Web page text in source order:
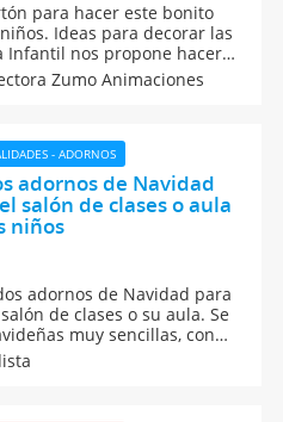
para hacer este bonito
Ideas para decorar las
Infantil nos propone hacer
para que los niños se
Árbol de navidad con
Zumo Animaciones
- ADORNOS
adornos de Navidad
salón de clases o aula
niños
adornos de Navidad para
de clases o su aula. Se
muy sencillas, con
para que los alumnos
en Navidad. ¡Toma nota